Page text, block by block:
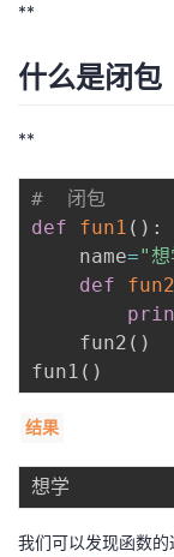
者
我
子
直
播
的
活
动
我
的
关
注
我
的
开
我
的
我
**
什么是闭包
**
#  闭包
def
fun1 ( ) :
    name
="想
def
fun2
    fun2
( )
fun1 ( )
结果
我们可以发现函数的